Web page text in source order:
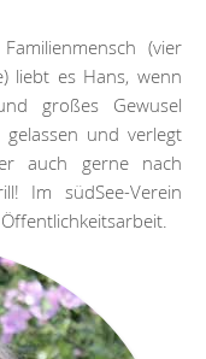
(vier
liebt es Hans, wenn
großes Gewusel
und verlegt
auch gerne nach
Im südSee-Verein